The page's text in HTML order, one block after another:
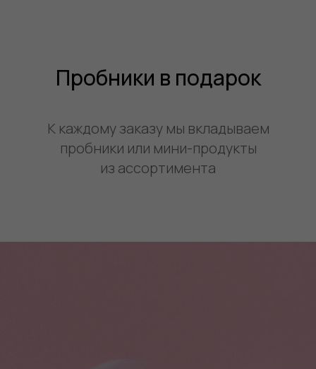
Пробники в подарок
К каждому заказу мы вкладываем
пробники или мини-продукты
из ассортимента